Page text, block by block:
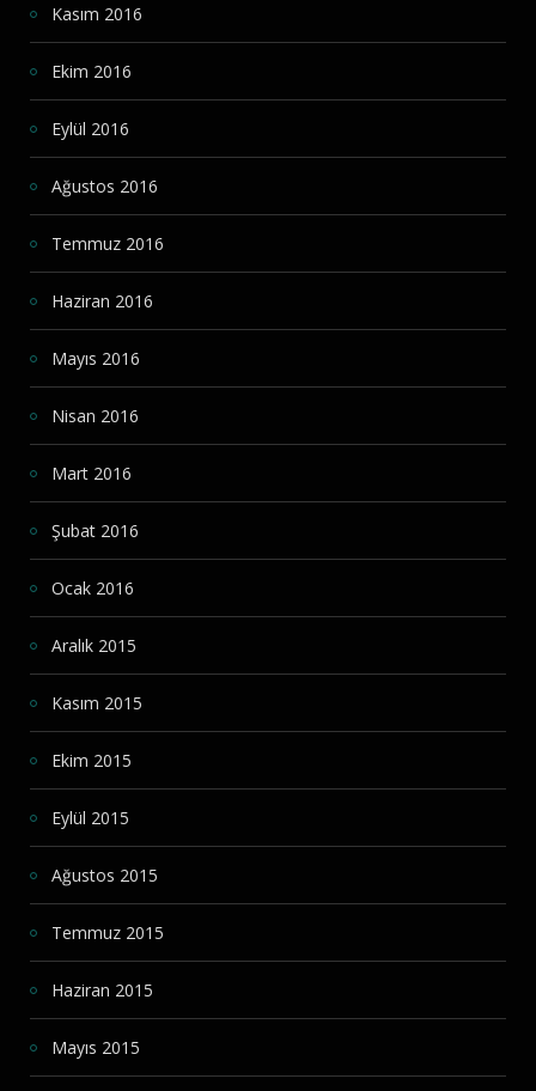
Kasım 2016
Ekim 2016
Eylül 2016
Ağustos 2016
Temmuz 2016
Haziran 2016
Mayıs 2016
Nisan 2016
Mart 2016
Şubat 2016
Ocak 2016
Aralık 2015
Kasım 2015
Ekim 2015
Eylül 2015
Ağustos 2015
Temmuz 2015
Haziran 2015
Mayıs 2015